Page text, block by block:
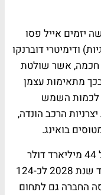
על ידי שלושה יזמים אייל פסו
ודימיטרי דוברנקו
חכמה, אשר שולטת
מתאימות עצמן
לכמות השמש
הרכב הונדה,
להערכת החברה, היא פועלת בשוק של 44 מיליארד דולר
ב־2023, אשר צפוי לשלש את עצמו עד שנת 2028 לכ-124
החברה גם לתחום